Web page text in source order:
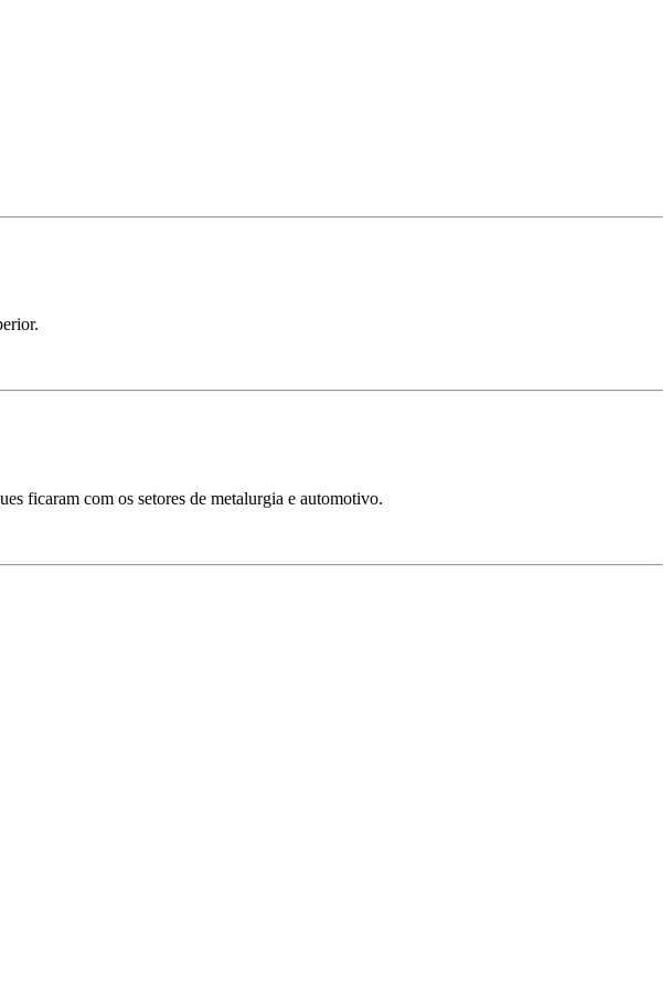
ficaram com os setores de metalurgia e automotivo.